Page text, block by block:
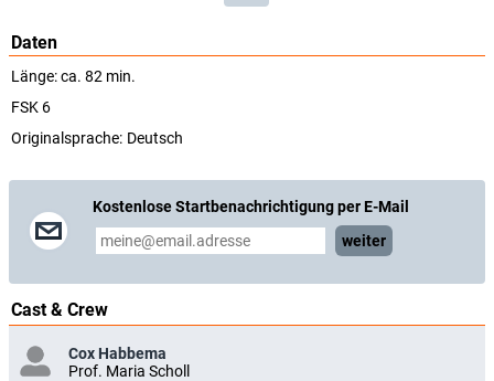
Daten
Länge: ca. 82 min.
FSK 6
Originalsprache: Deutsch
Kostenlose Startbenachrichtigung per E-Mail
weiter
Cast & Crew
Cox Habbema
Prof. Maria Scholl